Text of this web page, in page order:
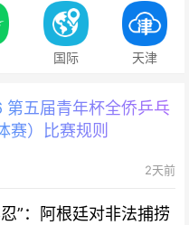
国际 天津
第五届青年杯全侨乒乓
赛）比赛规则
2天前
”：阿根廷对非法捕捞